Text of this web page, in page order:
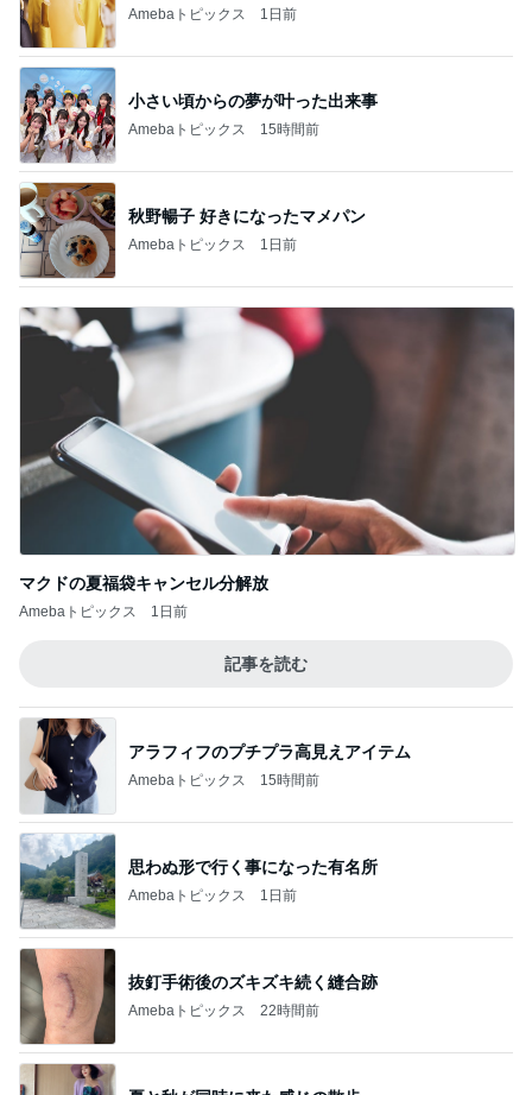
Amebaトピックス 1日前
小さい頃からの夢が叶った出来事
Amebaトピックス 15時間前
秋野暢子 好きになったマメパン
Amebaトピックス 1日前
マクドの夏福袋キャンセル分解放
Amebaトピックス 1日前
記事を読む
アラフィフのプチプラ高見えアイテム
Amebaトピックス 15時間前
思わぬ形で行く事になった有名所
Amebaトピックス 1日前
抜釘手術後のズキズキ続く縫合跡
Amebaトピックス 22時間前